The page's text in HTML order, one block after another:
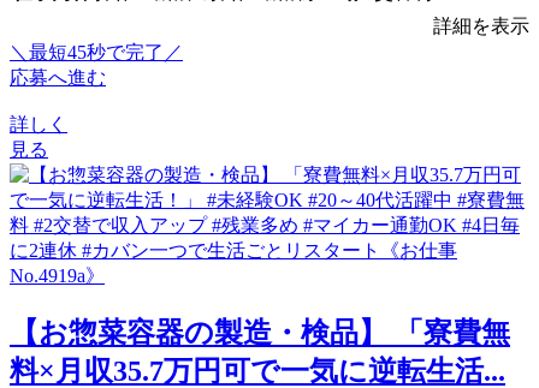
詳細を表示
＼最短45秒で完了／
応募へ進む
詳しく
見る
【お惣菜容器の製造・検品】 「寮費無
料×月収35.7万円可で一気に逆転生活...